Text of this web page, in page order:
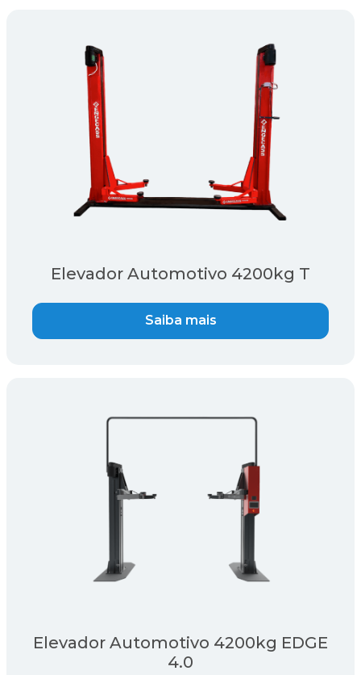
Elevador Automotivo 4200kg T
Saiba mais
Elevador Automotivo 4200kg EDGE
4.0